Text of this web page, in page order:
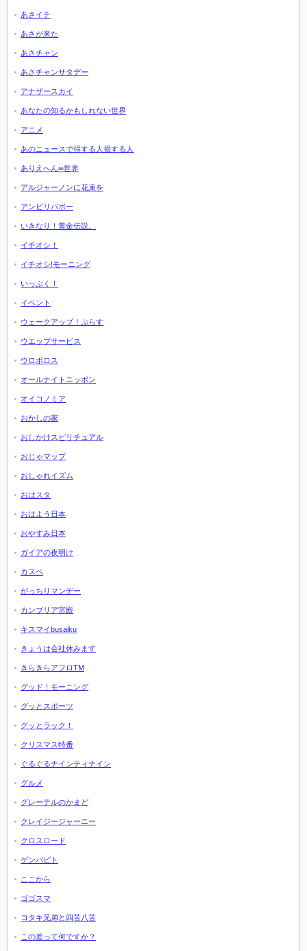
あさイチ
あさが来た
あさチャン
あさチャンサタデー
アナザースカイ
あなたの知るかもしれない世界
アニメ
あのニュースで得する人損する人
ありえへん∞世界
アルジャーノンに花束を
アンビリバボー
いきなり！黄金伝説。
イチオシ！
イチオシ!モーニング
いっぷく！
イベント
ウェークアップ！ぷらす
ウエッブサービス
ウロボロス
オールナイトニッポン
オイコノミア
おかしの家
おしかけスピリチュアル
おじゃマップ
おしゃれイズム
おはスタ
おはよう日本
おやすみ日本
ガイアの夜明け
カスペ
がっちりマンデー
カンブリア宮殿
キスマイbusaiku
きょうは会社休みます
きらきらアフロTM
グッド！モーニング
グッとスポーツ
グッとラック！
クリスマス特番
ぐるぐるナインティナイン
グルメ
グレーテルのかまど
クレイジージャーニー
クロスロード
ゲンバビト
ここから
ゴゴスマ
コタキ兄弟と四苦八苦
この差って何ですか？